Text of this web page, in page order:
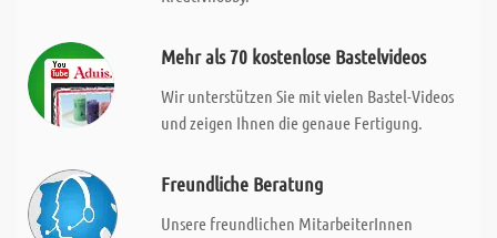
Mehr als 70 kostenlose Bastelvideos
Wir unterstützen Sie mit vielen Bastel-Videos
und zeigen Ihnen die genaue Fertigung.
Freundliche Beratung
Unsere freundlichen MitarbeiterInnen